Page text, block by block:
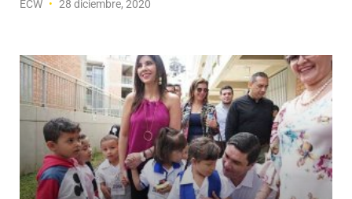
ECW 28 diciembre, 2020